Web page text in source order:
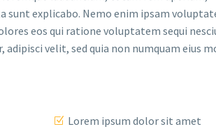
sunt explicabo. Nemo enim ipsam
eos qui ratione voluptatem sequi
velit, sed quia non numquam eius
Lorem ipsum dolor sit amet